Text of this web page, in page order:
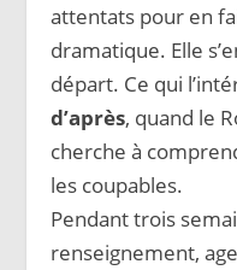
attentats pour en
dramatique. Elle
départ. Ce qui
d’après, quand le
cherche à
les coupables.
Pendant trois
renseignement,